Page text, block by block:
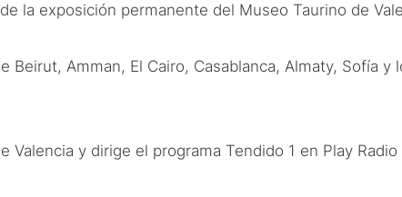
la exposición permanente del Museo Taurino de
Amman, El Cairo, Casablanca, Almaty, Sofía y
y dirige el programa Tendido 1 en Play Radio